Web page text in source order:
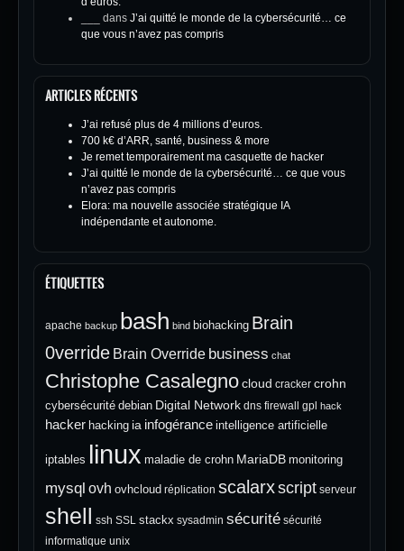
dans J’ai quitté le monde de la cybersécurité… ce
que vous n’avez pas compris
ARTICLES RÉCENTS
J’ai refusé plus de 4 millions d’euros.
700 k€ d’ARR, santé, business & more
Je remet temporairement ma casquette de hacker
J’ai quitté le monde de la cybersécurité… ce que vous
n’avez pas compris
Elora: ma nouvelle associée stratégique IA
indépendante et autonome.
ÉTIQUETTES
apache backup bash bind biohacking Brain
0verride Brain Override business chat
Christophe Casalegnocloud cracker crohn
cybersécurité debian Digital Network dns firewall gpl hack
hacker hacking ia infogérance intelligence artificielle
iptables linux maladie de crohn MariaDB monitoring
mysql ovh ovhcloud réplication scalarxscript serveur
shell ssh SSL stackx sysadmin sécurité sécurité
informatique unix